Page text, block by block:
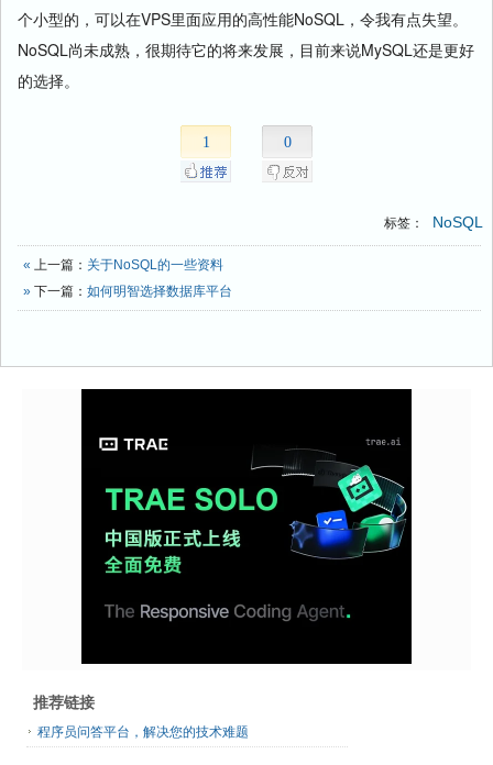
个小型的，可以在VPS里面应用的高性能NoSQL，令我有点失望。
NoSQL尚未成熟，很期待它的将来发展，目前来说MySQL还是更好
的选择。
1 0
标签： NoSQL
« 上一篇： 关于NoSQL的一些资料
» 下一篇： 如何明智选择数据库平台
推荐链接
程序员问答平台，解决您的技术难题